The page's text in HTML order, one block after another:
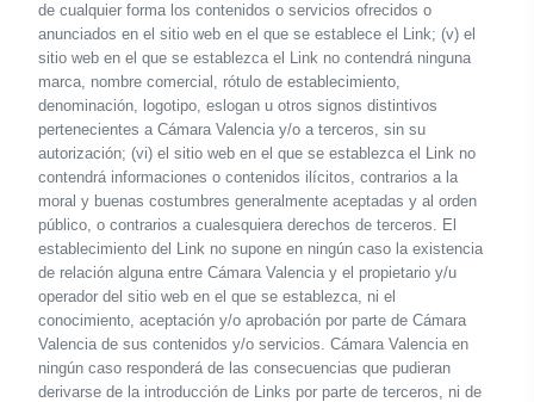
de cualquier forma los contenidos o servicios ofrecidos o
anunciados en el sitio web en el que se establece el Link; (v) el
sitio web en el que se establezca el Link no contendrá ninguna
marca, nombre comercial, rótulo de establecimiento,
denominación, logotipo, eslogan u otros signos distintivos
pertenecientes a Cámara Valencia y/o a terceros, sin su
autorización; (vi) el sitio web en el que se establezca el Link no
contendrá informaciones o contenidos ilícitos, contrarios a la
moral y buenas costumbres generalmente aceptadas y al orden
público, o contrarios a cualesquiera derechos de terceros. El
establecimiento del Link no supone en ningún caso la existencia
de relación alguna entre Cámara Valencia y el propietario y/u
operador del sitio web en el que se establezca, ni el
conocimiento, aceptación y/o aprobación por parte de Cámara
Valencia de sus contenidos y/o servicios. Cámara Valencia en
ningún caso responderá de las consecuencias que pudieran
derivarse de la introducción de Links por parte de terceros, ni de